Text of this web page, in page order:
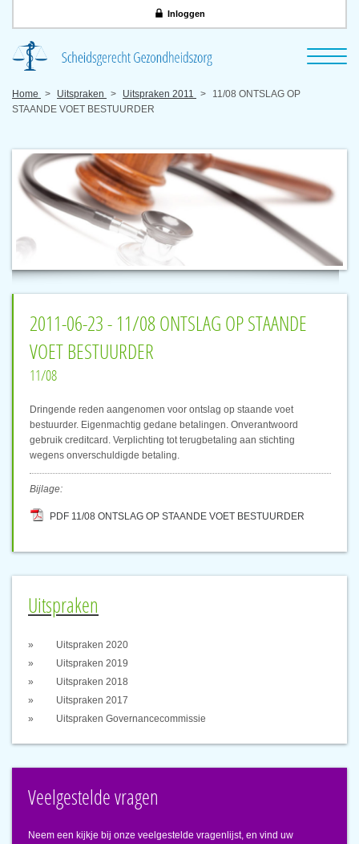
Inloggen
Home Uitspraken Uitspraken 2011
11/08 ONTSLAG OP
STAANDE VOET BESTUURDER
Uitspraken
Uitspraken 2020
Uitspraken 2019
Uitspraken 2018
Uitspraken 2017
Uitspraken Governancecommissie
Veelgestelde vragen
Neem een kijkje bij onze veelgestelde vragenlijst, en vind uw
2011-06-23 - 11/08 ONTSLAG OP STAANDE
VOET BESTUURDER
11/08
Dringende reden aangenomen voor ontslag op staande voet
bestuurder. Eigenmachtig gedane betalingen. Onverantwoord
gebruik creditcard. Verplichting tot terugbetaling aan stichting
wegens onverschuldigde betaling.
Bijlage:
PDF 11/08 ONTSLAG OP STAANDE VOET BESTUURDER